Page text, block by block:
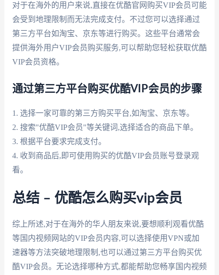
对于在海外的用户来说,直接在优酷官网购买VIP会员可能
会受到地理限制而无法完成支付。不过您可以选择通过
第三方平台如淘宝、京东等进行购买。这些平台通常会
提供海外用户VIP会员购买服务,可以帮助您轻松获取优酷
VIP会员资格。
通过第三方平台购买优酷VIP会员的步骤
1. 选择一家可靠的第三方购买平台,如淘宝、京东等。
2. 搜索"优酷VIP会员"等关键词,选择适合的商品下单。
3. 根据平台要求完成支付。
4. 收到商品后,即可使用购买的优酷VIP会员账号登录观
看。
总结 – 优酷怎么购买vip会员
综上所述,对于在海外的华人朋友来说,要想顺利观看优酷
等国内视频网站的VIP会员内容,可以选择使用VPN或加
速器等方法突破地理限制,也可以通过第三方平台购买优
酷VIP会员。无论选择哪种方式,都能帮助您畅享国内视频